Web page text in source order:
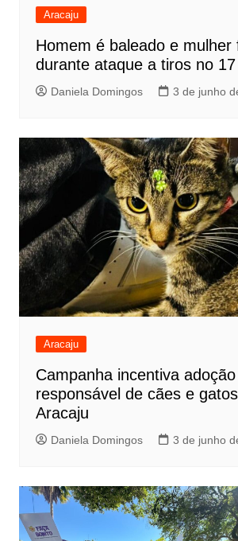
Aracaju
Homem é baleado e mulher
durante ataque a tiros no
Daniela Domingos 3 de junho
Aracaju
Campanha incentiva adoção
responsável de cães e
Aracaju
Daniela Domingos 3 de junho